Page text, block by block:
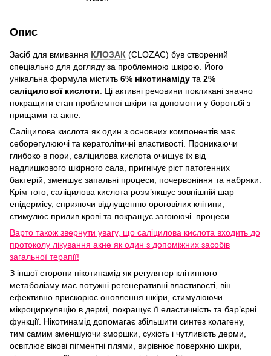
Опис
Засіб для вмивання КЛОЗАК (CLOZAC) був створений
спеціально для догляду за проблемною шкірою. Його
унікальна формула містить 6% нікотинаміду та 2%
саліцилової кислоти . Ці активні речовини покликані значно
покращити стан проблемної шкіри та допомогти у боротьбі з
прищами та акне.
Саліцилова кислота як один з основних компонентів має
себорегулюючі та кератолітичні властивості. Проникаючи
глибоко в пори, саліцилова кислота очищує їх від
надлишкового шкірного сала, пригнічує ріст патогенних
бактерій, зменшує запальні процеси, почервоніння та набряки.
Крім того, саліцилова кислота розм’якшує зовнішній шар
епідермісу, сприяючи відлущенню ороговілих клітини,
стимулює прилив крові та покращує загоюючі процеси.
Варто також звернути увагу, що саліцилова кислота входить до
протоколу лікування акне як один з допоміжних засобів
загальної терапії!
З іншої сторони нікотинамід як регулятор клітинного
метаболізму має потужні регенеративні властивості, він
ефективно прискорює оновлення шкіри, стимулюючи
мікроциркуляцію в дермі, покращує її еластичність та бар’єрні
функції. Нікотинамід допомагає збільшити синтез колагену,
тим самим зменшуючи зморшки, сухість і чутливість дерми,
освітлює вікові пігментні плями, вирівнює поверхню шкіри,